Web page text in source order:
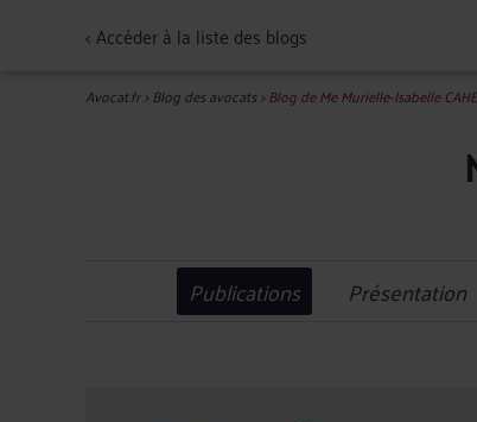
<Accéder à la liste des blogs
Avocat.fr>Blog des avocats>Blog de Me Murielle-Isabelle
Publications Présentation